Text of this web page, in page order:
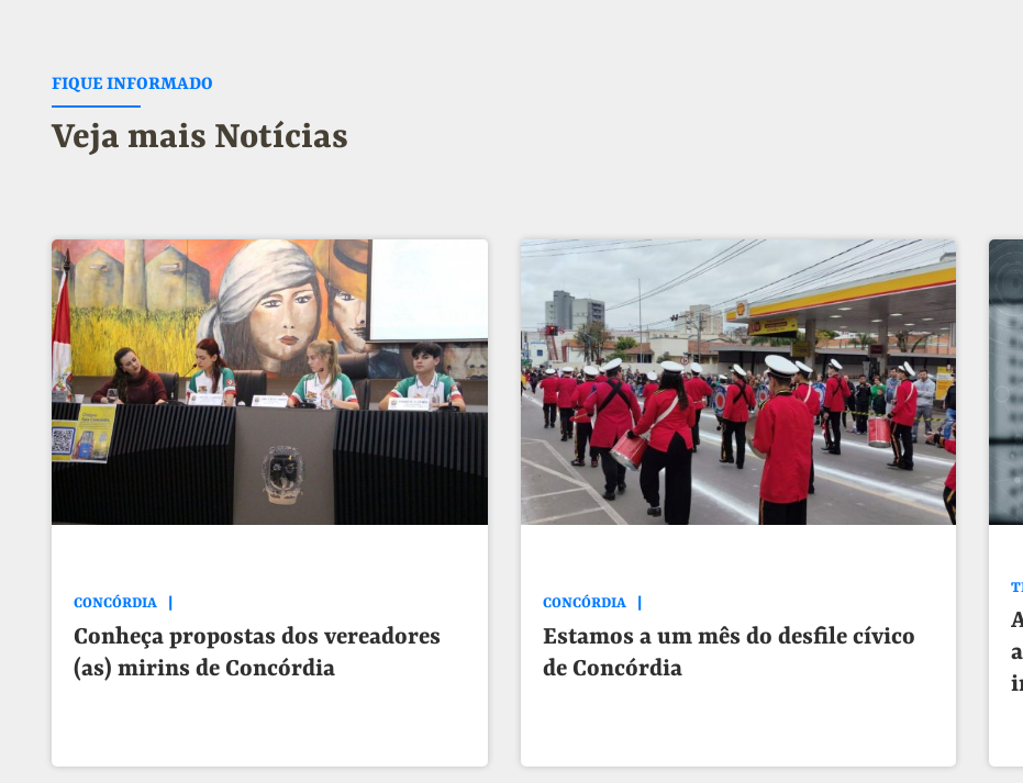
FIQUE INFORMADO
Veja mais Notícias
CONCÓRDIA
Conheça propostas dos vereadores
(as) mirins de Concórdia
CONCÓRDIA
Estamos a um mês do desfile cívico
de Concórdia